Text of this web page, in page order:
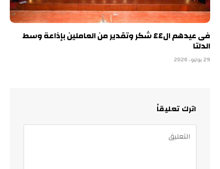
فى عيدهم ال٤٤ شكر وتقدير من العاملين بإذاعة وسط
الدلتا
29 يوليو، 2026
اترك تعليقاً